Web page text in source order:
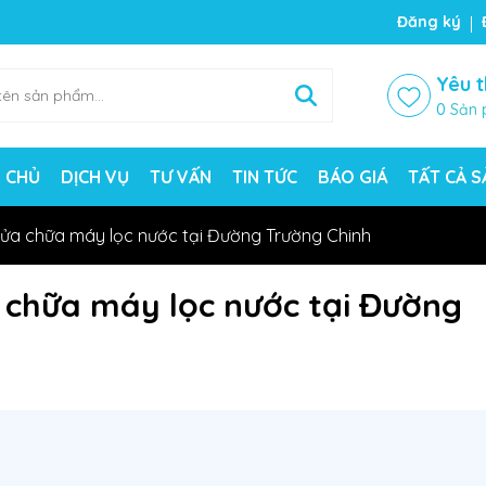
chờ đợi bạn Đăng ký
Yêu
0 Sản
DỊCH VỤ TƯ VẤN TIN TỨC BÁO GIÁ TẤT CẢ
chữa máy lọc nước tại Đường Trường Chinh
máy lọc nước tại Đường